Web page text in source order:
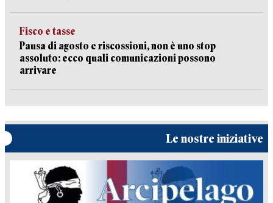
Fisco e tasse
Pausa di agosto e riscossioni, non è uno stop
assoluto: ecco quali comunicazioni possono
arrivare
Le nostre iniziative